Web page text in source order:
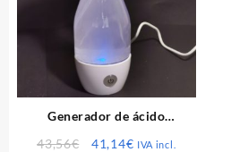
Generador de ácido
43,56€
El
41,14€ElIVA incl.